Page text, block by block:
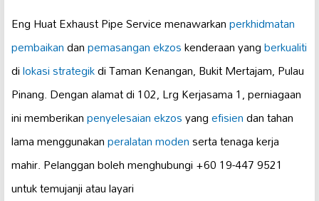
Eng Huat Exhaust Pipe Service menawarkanperkhidmatan
pembaikandanpemasangan ekzoskenderaan yangberkualiti
dilokasi strategikdi Taman Kenangan, Bukit Mertajam, Pulau
Pinang. Dengan alamat di 102, Lrg Kerjasama 1, perniagaan
ini memberikanpenyelesaian ekzosyangefisiendan tahan
lama menggunakanperalatan modenserta tenaga kerja
mahir. Pelanggan boleh menghubungi +60 19-447 9521
untuk temujanji atau layari